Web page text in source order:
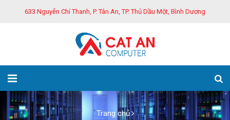
633 Nguyễn Chí Thanh, P. Tân An, TP. Thủ Dầu Một, Bình Dương
Trang chủ